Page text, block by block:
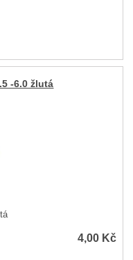
-6.0 žlutá
4,00 Kč